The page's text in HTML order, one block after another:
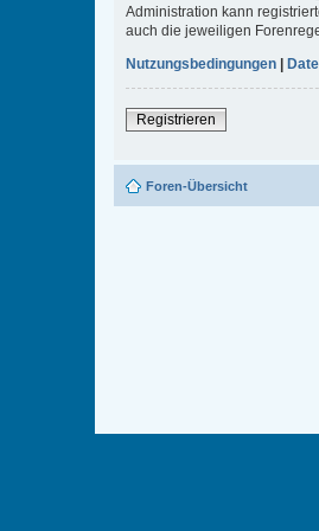
Administration kann
auch die jeweiligen
Nutzungsbedingungen |
Registrieren
Foren-Übersicht